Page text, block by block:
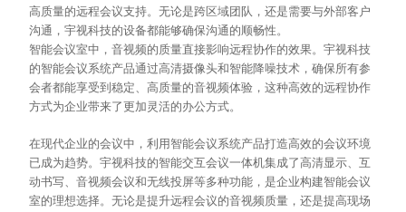
高质量的远程会议支持。无论是跨区域团队，还是需要与外部客户
沟通，宇视科技的设备都能够确保沟通的顺畅性。
智能会议室中，音视频的质量直接影响远程协作的效果。宇视科技
的智能会议系统产品通过高清摄像头和智能降噪技术，确保所有参
会者都能享受到稳定、高质量的音视频体验，这种高效的远程协作
方式为企业带来了更加灵活的办公方式。
在现代企业的会议中，利用智能会议系统产品打造高效的会议环境
已成为趋势。宇视科技的智能交互会议一体机集成了高清显示、互
动书写、音视频会议和无线投屏等多种功能，是企业构建智能会议
室的理想选择。无论是提升远程会议的音视频质量，还是提高现场